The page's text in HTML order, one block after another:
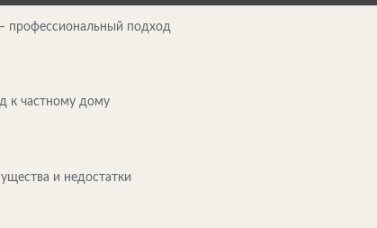
профессиональный подход
к частному дому
и недостатки